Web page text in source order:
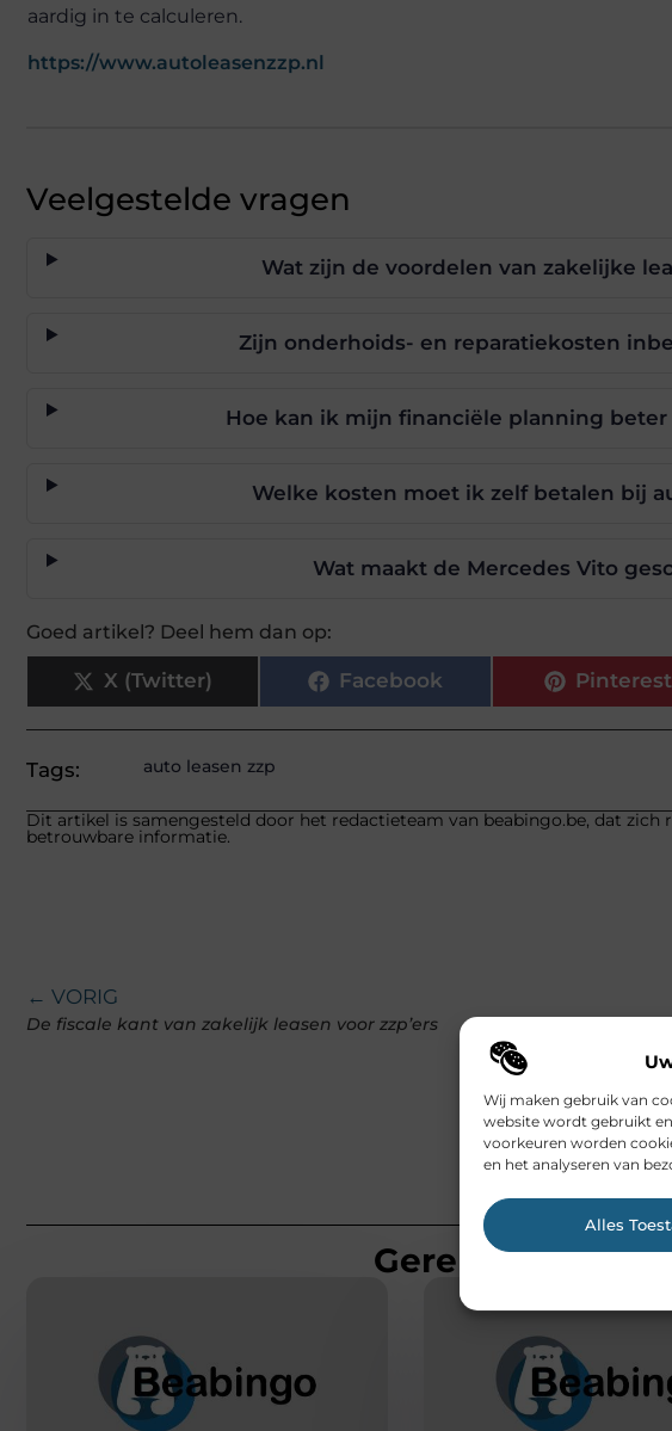
Wij maken gebruik van
website wordt gebruikt
voorkeuren worden
en het analyseren van
Alles
aardig in te calculeren.
https://www.autoleasenzzp.nl
Veelgestelde vragen
Wat zijn de voordelen van zakelijke
Zijn onderhoids- en reparatiekosten
Hoe kan ik mijn financiële planning
Welke kosten moet ik zelf betalen bij
Wat maakt de Mercedes Vito
Goed artikel? Deel hem dan op:
X (Twitter) Facebook Pinterest
Tags: auto leasen zzp
Dit artikel is samengesteld door het redactieteam van beabingo.be, dat
betrouwbare informatie.
← VORIG
De fiscale kant van zakelijk leasen voor zzp’ers
Gerelateerde